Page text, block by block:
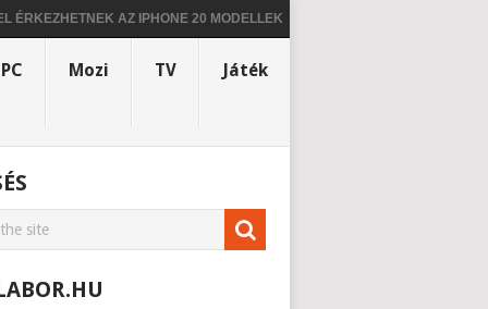
AZ IPHONE 20 MODELLEK ÚJABB INFÓK ÉRKEZTEK AZ
PC Mozi TV Játék